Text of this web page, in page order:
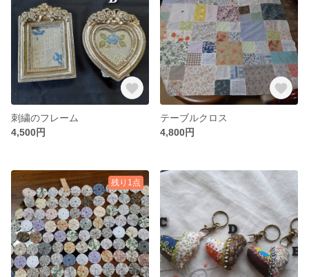
刺繍のフレーム
4,500円
テーブルクロス
4,800円
残り1点